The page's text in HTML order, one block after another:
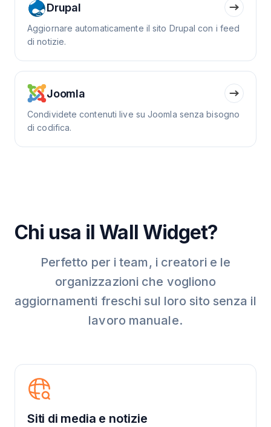
Drupal
Aggiornare automaticamente il sito Drupal con i feed
di notizie.
Joomla
Condividete contenuti live su Joomla senza bisogno
di codifica.
Chi usa il Wall Widget?
Perfetto per i team, i creatori e le
organizzazioni che vogliono
aggiornamenti freschi sul loro sito senza il
lavoro manuale.
Siti di media e notizie